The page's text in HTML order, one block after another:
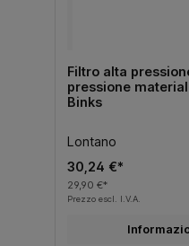
Filtro alta
pressione
Binks
Lontano
30,24 €*
29,90 €*
Prezzo escl. I.V.A.